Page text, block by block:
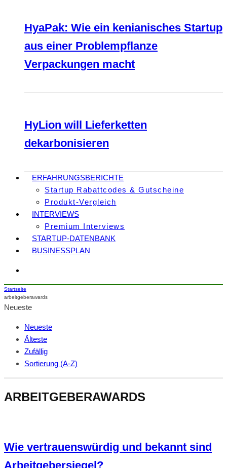
HyaPak: Wie ein kenianisches Startup
aus einer Problempflanze
Verpackungen macht
HyLion will Lieferketten
dekarbonisieren
ERFAHRUNGSBERICHTE
Startup Rabattcodes & Gutscheine
Produkt-Vergleich
INTERVIEWS
Premium Interviews
STARTUP-DATENBANK
BUSINESSPLAN
Startseite
arbeitgeberawards
Neueste
Neueste
Älteste
Zufällig
Sortierung (A-Z)
ARBEITGEBERAWARDS
Wie vertrauenswürdig und bekannt sind
Arbeitgebersiegel?